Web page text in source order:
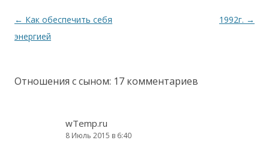
Навигация по записям
← Как обеспечить себя
энергией
1992г. →
Отношения с сыном: 17 комментариев
wTemp.ru
8 Июль 2015 в 6:40